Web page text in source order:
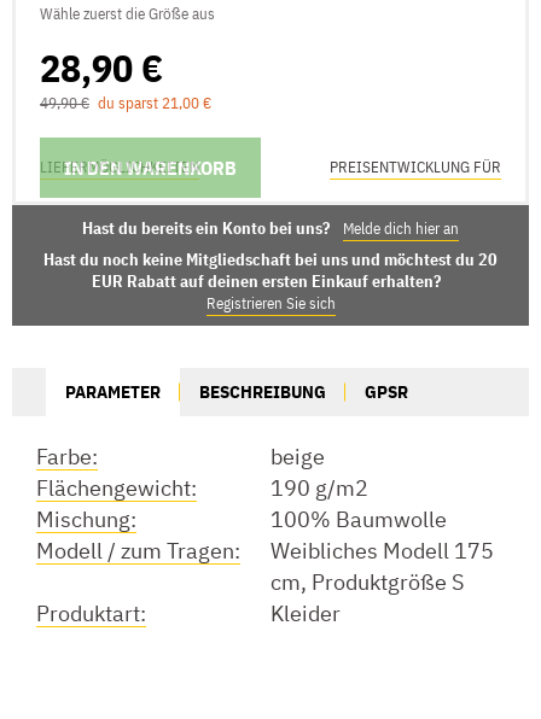
Wähle zuerst die Größe aus
28,90 €
49,90 € du sparst 21,00 €
IN DEN WARENKORB
LIEFERMÖGLICHKEITEN PREISENTWICKLUNG FÜR
Hast du bereits ein Konto bei uns? Melde dich hier an
Hast du noch keine Mitgliedschaft bei uns und möchtest du 20
EUR Rabatt auf deinen ersten Einkauf erhalten?
Registrieren Sie sich
PARAMETER BESCHREIBUNG GPSR
Farbe:
beige
Flächengewicht:
190 g/m2
Mischung:
100% Baumwolle
Modell / zum Tragen:
Weibliches Modell 175
cm, Produktgröße S
Produktart:
Kleider